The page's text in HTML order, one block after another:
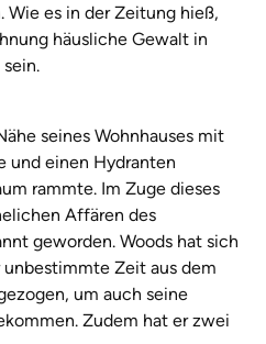
Wie es in der Zeitung hieß,
häusliche Gewalt in
seines Wohnhauses mit
und einen Hydranten
rammte. Im Zuge dieses
Affären des
geworden. Woods hat sich
Zeit aus dem
um auch seine
Zudem hat er zwei